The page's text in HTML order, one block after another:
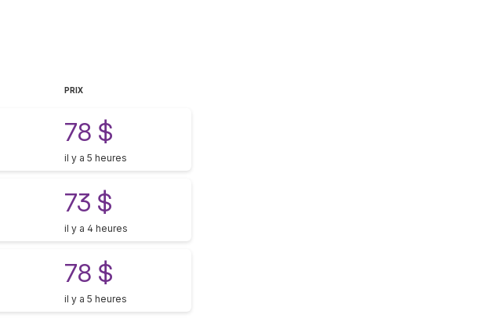
PRIX
78 $
il y a 5 heures
73 $
il y a 4 heures
78 $
il y a 5 heures